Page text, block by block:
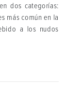
dos categorías:
más común en la
a los nudos